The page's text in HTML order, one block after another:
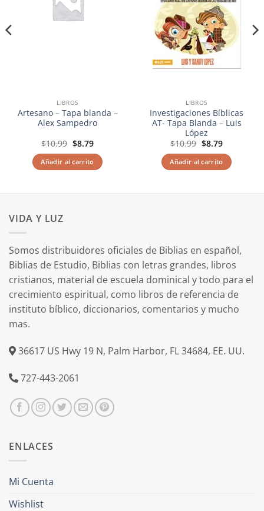
LIBROS
Artesano – Tapa blanda –
Alex Sampedro
$10.99 El
precio
original
era:
$10.99.
$8.79El
actual
es:
$8.79.
Añadir al carrito
LIBROS
Investigaciones Bíblicas
AT- Tapa Blanda – Luis
López
$10.99 El
precio
original
era:
$10.99.
$8.79El
actual
es:
$8.79.
Añadir al carrito
VIDA Y LUZ
Somos distribuidores oficiales de Biblias en español,
Biblias de Estudio, Biblias con letras grandes, libros
cristianos, material de escuela dominical y todo para el
crecimiento espiritual, como libros de referencia de
instituto bíblico, diccionarios, comentarios y mucho
mas.
36617 US Hwy 19 N, Palm Harbor, FL 34684, EE. UU.
727-443-2061
ENLACES
Mi Cuenta
Wishlist